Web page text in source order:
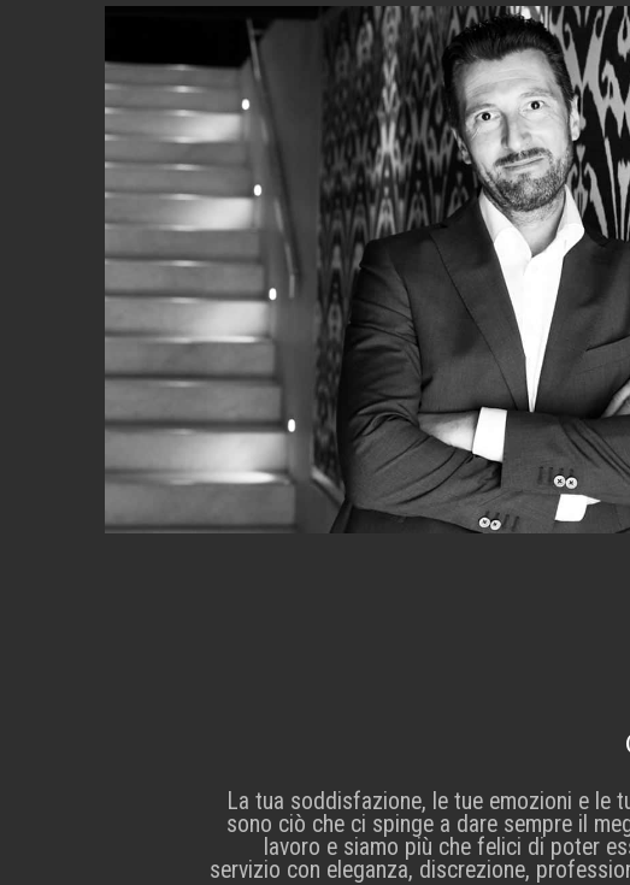
La tua soddisfazione, le tue emozioni e le
sono ciò che ci spinge a dare sempre il
lavoro e siamo più che felici di poter
servizio con eleganza, discrezione,